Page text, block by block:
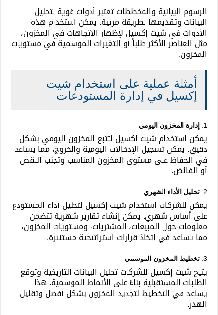
الرسوم البيانية والمخططات تعتبر أدوات قوية لتحليل
البيانات وتقديمها بطريقة مرئية. يمكن استخدام هذه
الأدوات في شيت إكسيل لإظهار الاتجاهات في المخزون،
مثل العناصر الأكثر طلباً أو التغيرات الموسمية في مستويات
المخزون.
أمثلة عملية على استخدام شيت
إكسيل في إدارة المستودعات
1. إدارة المخزون اليومي
يمكن استخدام شيت إكسيل لتتبع المخزون اليومي بشكل
دقيق. يمكن تسجيل الإدخالات اليومية والخروج، مما يساعد
في الحفاظ على مستوى المخزون المناسب وتجنب النقص
أو الفائض.
2. تحليل الأداء الشهري
يمكن للشركات استخدام شيت إكسيل لتحليل أداء المستودع
على أساس شهري. يمكن إنشاء تقارير شهرية تتضمن
معلومات حول المبيعات، المشتريات، ومستويات المخزون،
مما يساعد في اتخاذ قرارات استراتيجية مستنيرة.
3. تخطيط المخزون الموسمي
يتيح شيت إكسيل للشركات تحليل البيانات التاريخية وتوقع
الطلبات المستقبلية بناءً على الأنماط الموسمية. هذا
يساعد في التخطيط لتجديد المخزون بشكل أفضل وتقليل
الهدر.